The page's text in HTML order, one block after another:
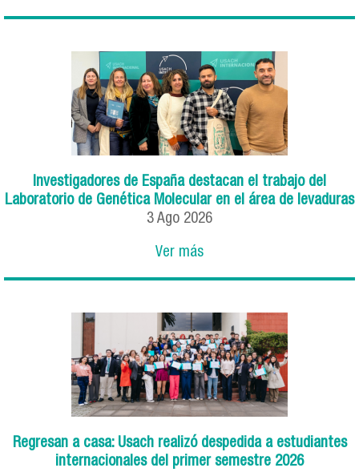
Investigadores de España destacan el trabajo del
Laboratorio de Genética Molecular en el área de levaduras
3 Ago 2026
Ver más
Regresan a casa: Usach realizó despedida a estudiantes
internacionales del primer semestre 2026